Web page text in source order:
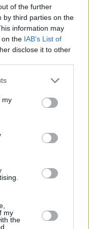
of the further
by third parties on the
information may
on the IAB’s List of
disclose it to other
my
my
the
νεόδμητες
– και τα έργα
ώθηση στην
βιομηχανικών
των
επικρατούν. Η
σε
χαμηλών
προς πώληση
Πολιτείες
λόγω των
κλάδο των